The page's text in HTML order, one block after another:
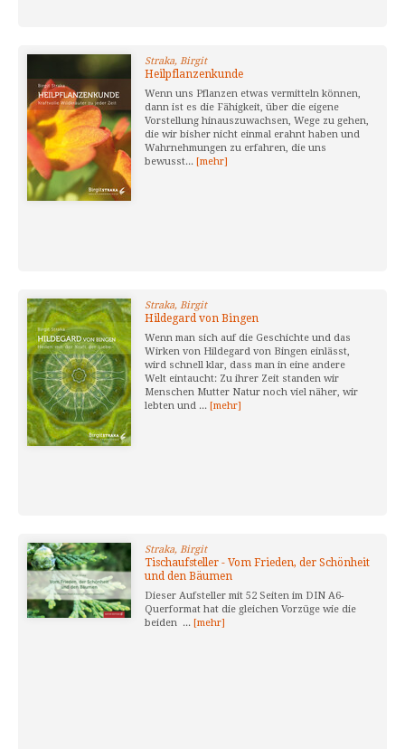
Straka, Birgit
Heilpflanzenkunde
Wenn uns Pflanzen etwas vermitteln können,
dann ist es die Fähigkeit, über die eigene
Vorstellung hinauszuwachsen, Wege zu gehen,
die wir bisher nicht einmal erahnt haben und
Wahrnehmungen zu erfahren, die uns
bewusst... [mehr]
Straka, Birgit
Hildegard von Bingen
Wenn man sich auf die Geschichte und das
Wirken von Hildegard von Bingen einlässt,
wird schnell klar, dass man in eine andere
Welt eintaucht: Zu ihrer Zeit standen wir
Menschen Mutter Natur noch viel näher, wir
lebten und ... [mehr]
Straka, Birgit
Tischaufsteller - Vom Frieden, der Schönheit
und den Bäumen
Dieser Aufsteller mit 52 Seiten im DIN A6-
Querformat hat die gleichen Vorzüge wie die
beiden ... [mehr]